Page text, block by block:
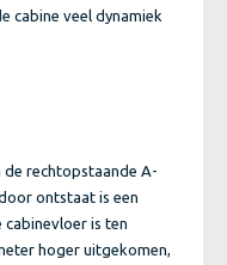
cabine veel dynamiek
de rechtopstaande A-
ontstaat is een
is ten
hoger uitgekomen,